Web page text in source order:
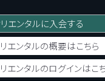
エンタルに入会する
エンタルの概要はこちら
エンタルのログインはこ